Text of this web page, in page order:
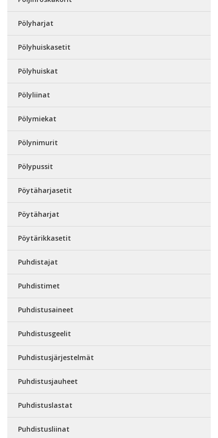
Pölyharjat
Pölyhuiskasetit
Pölyhuiskat
Pölyliinat
Pölymiekat
Pölynimurit
Pölypussit
Pöytäharjasetit
Pöytäharjat
Pöytärikkasetit
Puhdistajat
Puhdistimet
Puhdistusaineet
Puhdistusgeelit
Puhdistusjärjestelmät
Puhdistusjauheet
Puhdistuslastat
Puhdistusliinat